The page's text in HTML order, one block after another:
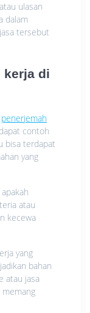
ulasan
dalam
tersebut
kerja di
penerjemah
contoh
bisa terdapat
yang
atau
kecewa
yang
bahan
atau jasa